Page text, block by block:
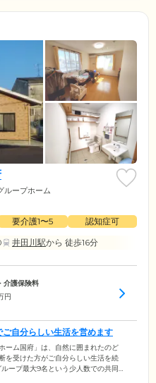
ループホーム
要介護1〜5
認知症可
井田川駅から 徒歩16分
介護保険料
円
自分らしい生活を営めます
ーム国府」は、自然に囲まれたのど
を受けた方がご自分らしい生活を続
ープ最大9名という少人数での共同